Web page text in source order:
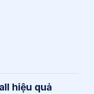
hiệu quả